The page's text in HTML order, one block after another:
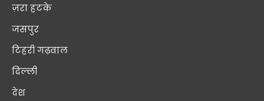
ज़रा हटके
जसपुर
टिहरी गढ़वाल
दिल्ली
देश